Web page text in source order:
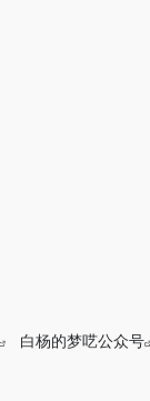
白杨的梦呓公众号